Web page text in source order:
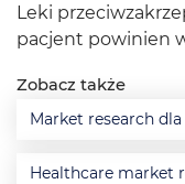
Leki
pacjent powinien
Zobacz także
Market research
Healthcare market